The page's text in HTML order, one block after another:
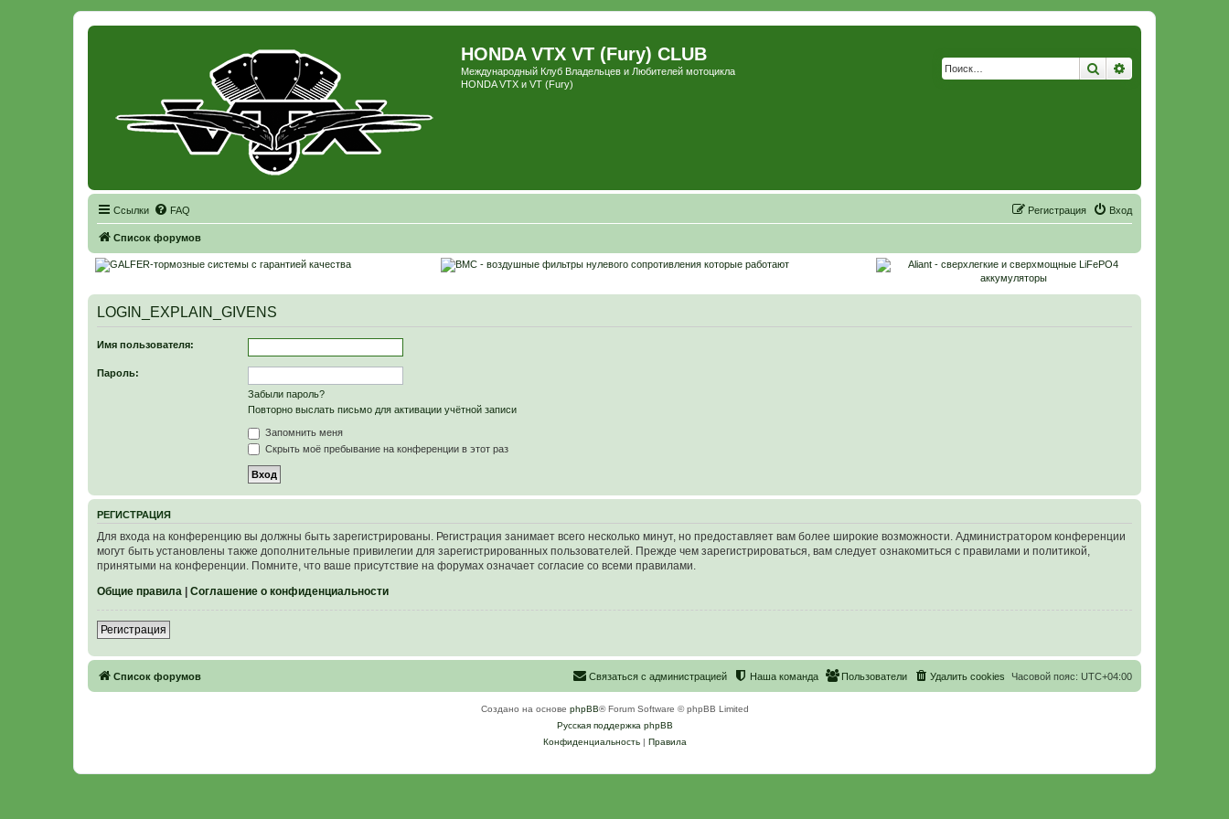
HONDA VTX VT (Fury) CLUB
Международный Клуб Владельцев и Любителей мотоцикла
HONDA VTX и VT (Fury)
Поиск
Ссылки FAQ Вход
Регистрация
Список форумов
LOGIN_EXPLAIN_GIVENS
Имя пользователя:
Пароль:
Забыли пароль?
Повторно выслать письмо для активации учётной записи
Запомнить меня
Скрыть моё пребывание на конференции в этот раз
РЕГИСТРАЦИЯ
Для входа на конференцию вы должны быть зарегистрированы. Регистрация занимает всего несколько минут, но предоставляет вам более широкие возможности. Администратором конференции
могут быть установлены также дополнительные привилегии для зарегистрированных пользователей. Прежде чем зарегистрироваться, вам следует ознакомиться с правилами и политикой,
принятыми на конференции. Помните, что ваше присутствие на форумах означает согласие со всеми правилами.
Общие правила | Соглашение о конфиденциальности
Регистрация
Список форумов Часовой пояс: UTC+04:00
Удалить cookies
Пользователи
Наша команда
Связаться с
Связаться с администрацией
Создано на основе phpBB® Forum Software © phpBB Limited
Русская поддержка phpBB
Конфиденциальность| Правила